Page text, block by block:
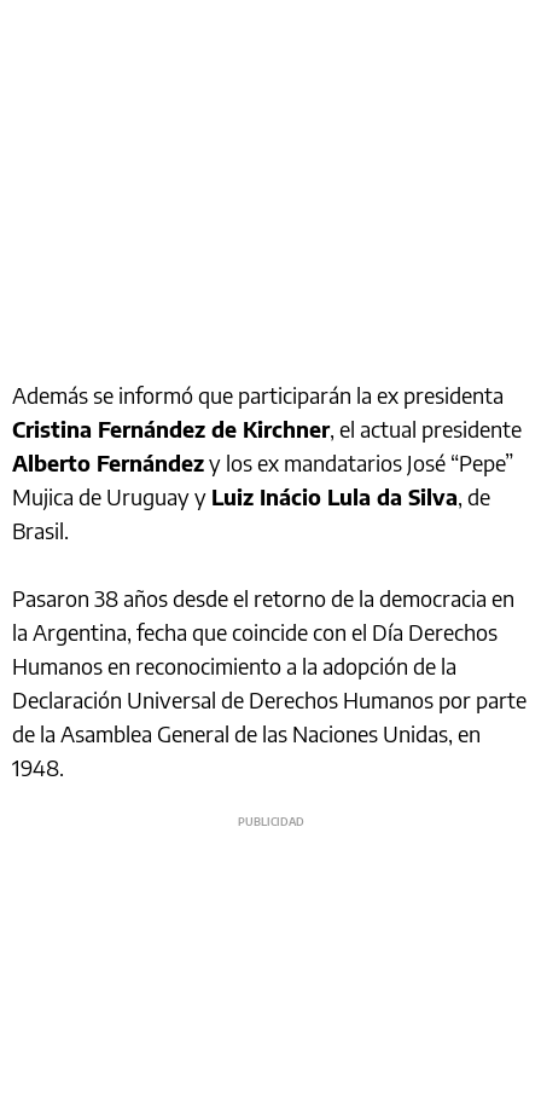
Además se informó que participarán la ex presidenta
Cristina Fernández de Kirchner, el actual presidente
Alberto Fernándezy los ex mandatarios José “Pepe”
Mujica de Uruguay y Luiz Inácio Lula da Silva, de
Brasil.
Pasaron 38 años desde el retorno de la democracia en
la Argentina, fecha que coincide con el Día Derechos
Humanos en reconocimiento a la adopción de la
Declaración Universal de Derechos Humanos por parte
de la Asamblea General de las Naciones Unidas, en
1948.